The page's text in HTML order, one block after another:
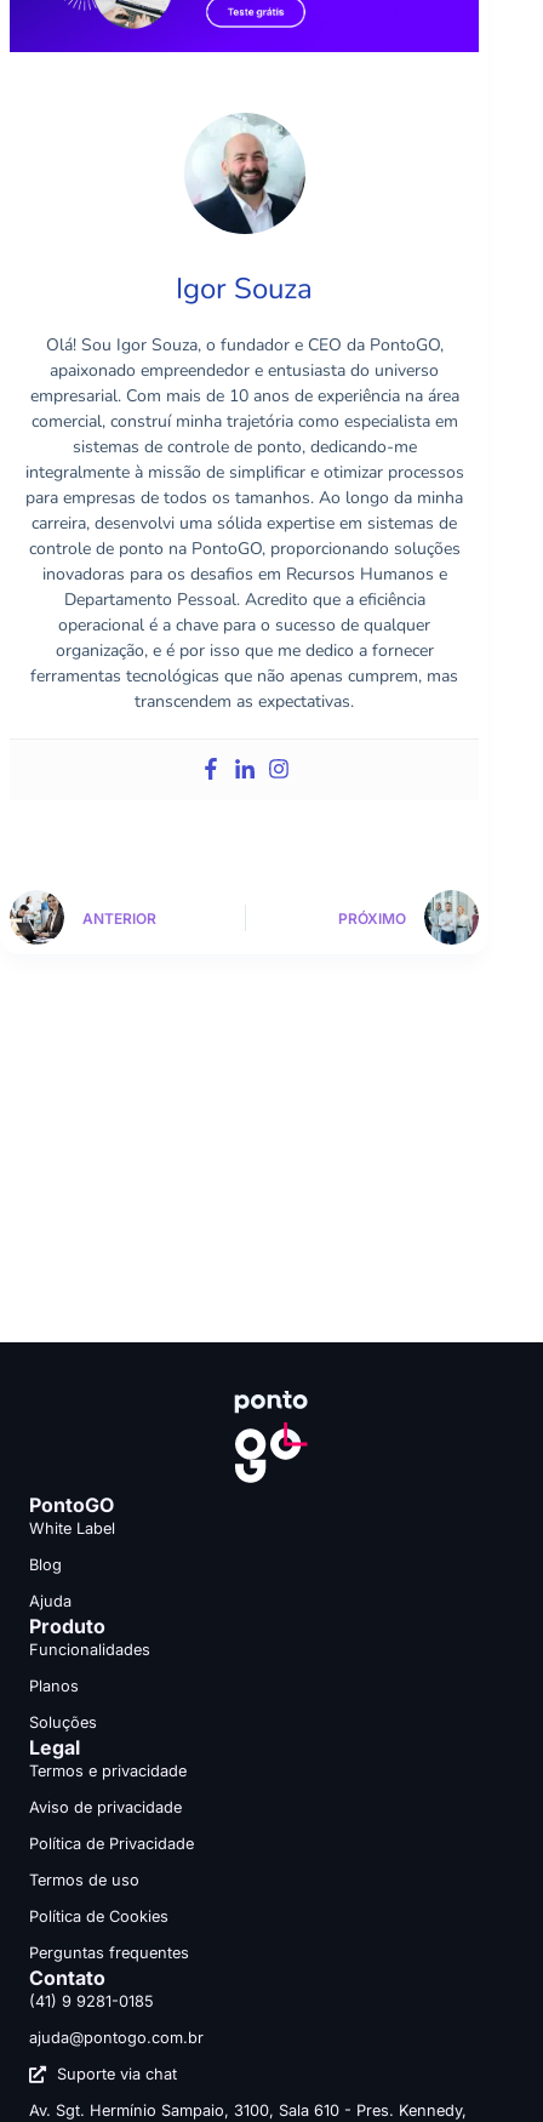
Igor Souza
Olá! Sou Igor Souza, o fundador e CEO da PontoGO,
apaixonado empreendedor e entusiasta do universo
empresarial. Com mais de 10 anos de experiência na área
comercial, construí minha trajetória como especialista em
sistemas de controle de ponto, dedicando-me
integralmente à missão de simplificar e otimizar processos
para empresas de todos os tamanhos. Ao longo da minha
carreira, desenvolvi uma sólida expertise em sistemas de
controle de ponto na PontoGO, proporcionando soluções
inovadoras para os desafios em Recursos Humanos e
Departamento Pessoal. Acredito que a eficiência
operacional é a chave para o sucesso de qualquer
organização, e é por isso que me dedico a fornecer
ferramentas tecnológicas que não apenas cumprem, mas
transcendem as expectativas.
ANTERIOR PRÓXIMO
PontoGO
White Label
Blog
Ajuda
Produto
Funcionalidades
Planos
Soluções
Legal
Termos e privacidade
Aviso de privacidade
Política de Privacidade
Termos de uso
Política de Cookies
Perguntas frequentes
Contato
(41) 9 9281-0185
ajuda@pontogo.com.br
Suporte via chat
Av. Sgt. Hermínio Sampaio, 3100, Sala 610 - Pres. Kennedy,